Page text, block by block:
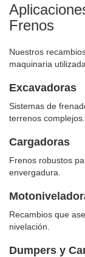
Frenos
Nuestros
maquinaria
Excavadoras
Sistemas de
terrenos complejos.
Cargadoras
Frenos robustos
envergadura.
Recambios que
nivelación.
Dumpers y